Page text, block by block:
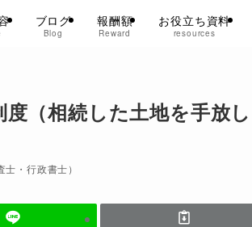
ブログ
Blog
報酬額
Reward
お役立ち資料
resources
（相続した土地を手放し
・行政書士）